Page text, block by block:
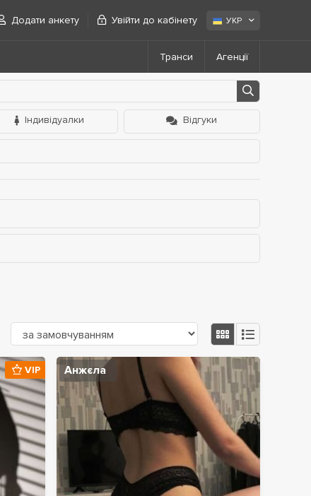
Додати анкету Увійти до кабінету УКР
Транси Агенції
Індивідуалки Відгуки
VIP Анжєла